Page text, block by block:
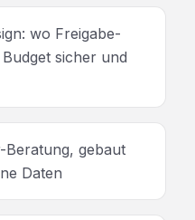
wo Freigabe-
sicher und
gebaut
Daten